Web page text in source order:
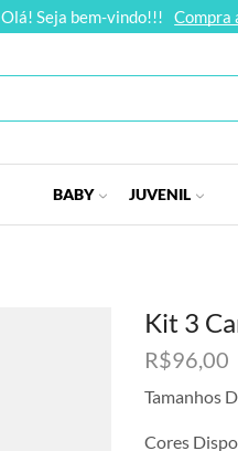
Olá! Seja bem-vindo!!! Compra
BABY JUVENIL
Kit 3
R$96,00
Tamanhos
Cores